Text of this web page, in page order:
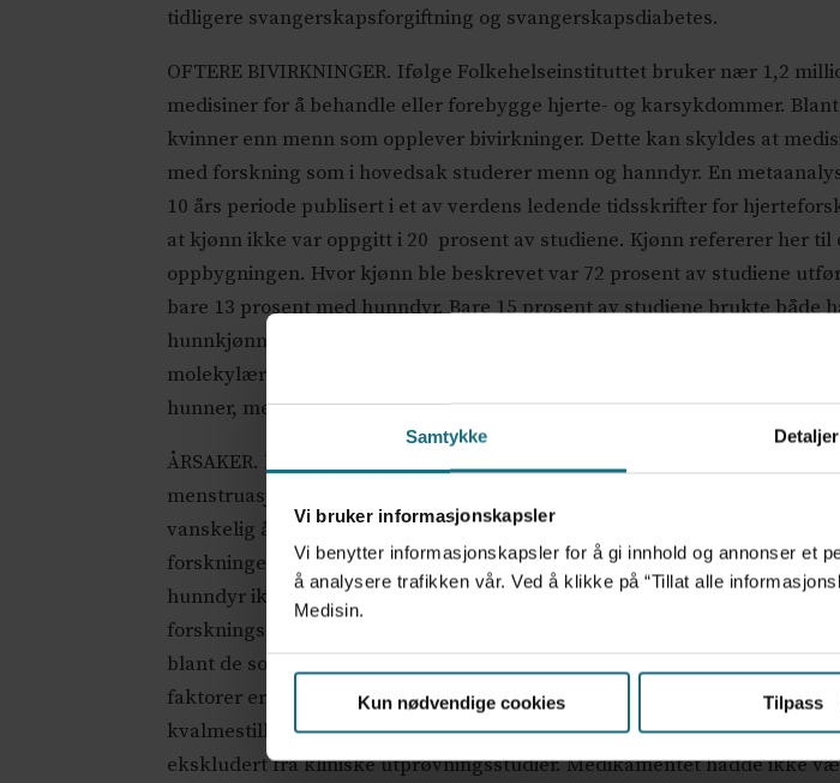
Samtykke Detaljer
Vi bruker informasjonskapsler
Vi benytter informasjonskapsler for å gi innhold og annonser et
å analysere trafikken vår. Ved å klikke på “Tillat alle
Medisin.
Kun nødvendige cookies Tilpass
tidligere svangerskapsforgiftning og svangerskapsdiabetes.
OFTERE BIVIRKNINGER. Ifølge Folkehelseinstituttet bruker nær 1,2
medisiner for å behandle eller forebygge hjerte- og karsykdommer.
kvinner enn menn som opplever bivirkninger. Dette kan skyldes at
med forskning som i hovedsak studerer menn og hanndyr. En
10 års periode publisert i et av verdens ledende tidsskrifter for
at kjønn ikke var oppgitt i 20 prosent av studiene. Kjønn refererer her til
oppbygningen. Hvor kjønn ble beskrevet var 72 prosent av studiene
bare 13 prosent med hunndyr. Bare 15 prosent av studiene brukte både
hunnkjønn, hvor kun en liten prosentandel av disse sammenlignet kjønn.
molekylært nivå gjør at det er usikkert om resultatene er overførbare
hunner, menn og kvinner, og reiser derfor spørsmål om pålitelighet.
ÅRSAKER. I mange år har det vært en generell oppfattelse at variasjoner
menstruasjonssyklus (østrogen-syklisitet) gir uønsket variasjon i datasett
vanskelig å tolke, som igjen vil kreve flere forsøkspersoner eller -dyr, og
forskningen dyrere og mer tidkrevende. Nyere forskning viser derimot
hunndyr ikke er større enn i hanndyr. Underrepresentasjonen av
forskningsstudier kan også ha andre og historiske årsaker: Menn har i
blant de som har styrt forskningen, selv om dette ser ut til å være i
faktorer er mer eksplisitte: Etter at man ble klar over den skadelige
kvalmestillende legemiddelet Thalidomid hadde i 1960, ble kvinner i
ekskludert fra kliniske utprøvningsstudier. Medikamentet hadde ikke